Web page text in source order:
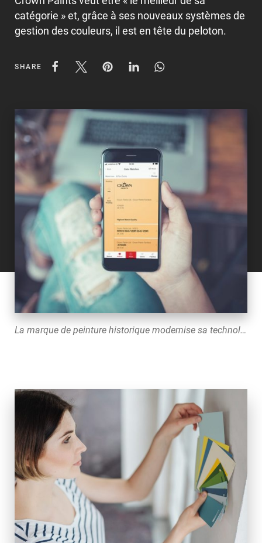
SHARE
La marque de peinture historique modernise sa technologie et place la barre très haut pour ses concurrents.
catégorie » et, grâce à ses nouveaux systèmes de
gestion des couleurs, il est en tête du peloton.